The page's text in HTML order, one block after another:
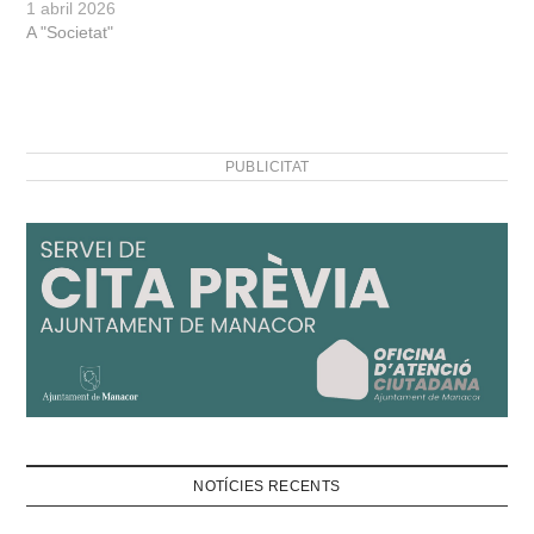
1 abril 2026
A "Societat"
PUBLICITAT
NOTÍCIES RECENTS